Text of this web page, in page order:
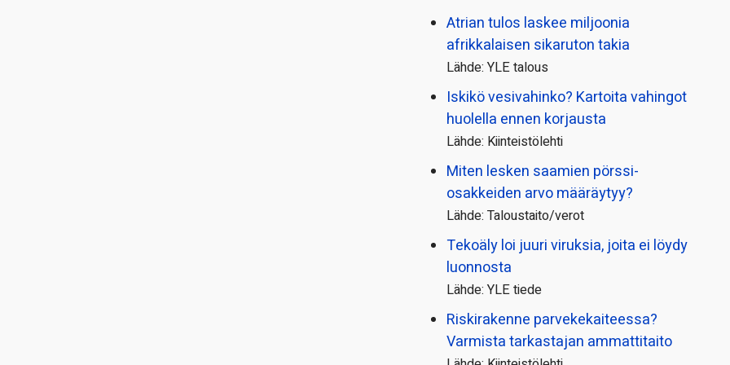
Atrian tulos laskee miljoonia
afrikkalaisen sikaruton takia
Lähde: YLE talous
Iskikö vesivahinko? Kartoita vahingot
huolella ennen korjausta
Lähde: Kiinteistölehti
Miten lesken saamien pörssi­
osakkeiden arvo määräytyy?
Lähde: Taloustaito/verot
Tekoäly loi juuri viruksia, joita ei löydy
luonnosta
Lähde: YLE tiede
Riskirakenne parvekekaiteessa?
Varmista tarkastajan ammattitaito